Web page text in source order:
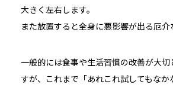
大きく左右します。
また放置すると全身に悪影響が出る厄介
一般的には食事や生活習慣の改善が大
すが、これまで「あれこれ試してもなか